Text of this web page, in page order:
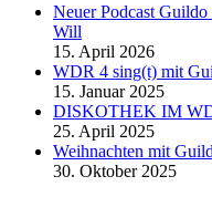
Neuer Podcast
Will
15. April 2026
WDR 4 sing(t) mit
15. Januar 2025
DISKOTHEK IM
25. April 2025
Weihnachten mit
30. Oktober 2025